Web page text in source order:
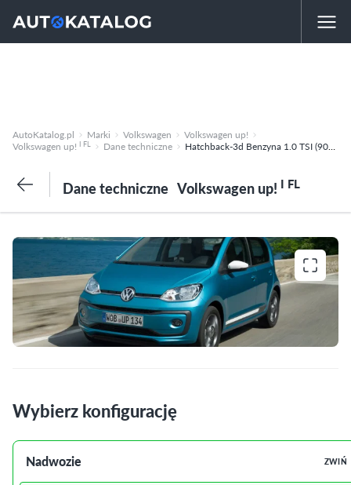
AutoKatalog.pl Marki Volkswagen
Volkswagen up!
Volkswagen up! I FL Dane techniczne Hatchback-3d Benzyna 1.0 TSI (90KM) Manualna-5 up! beats
Dane techniczne Volkswagen up! I FL
Wybierz konfigurację
Nadwozie ZWIŃ